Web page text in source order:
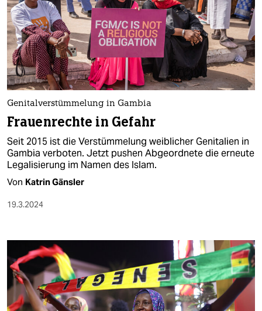
Genitalverstümmelung in Gambia
Frauenrechte in Gefahr
Seit 2015 ist die Verstümmelung weiblicher Genitalien in
Gambia verboten. Jetzt pushen Abgeordnete die erneute
Legalisierung im Namen des Islam.
Von Katrin Gänsler
19.3.2024